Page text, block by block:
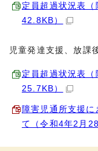
定員超過状況表
42.8KB）
児童発達支援、放課
定員超過状況表
25.7KB）
障害児通所支援
て（令和4年2月